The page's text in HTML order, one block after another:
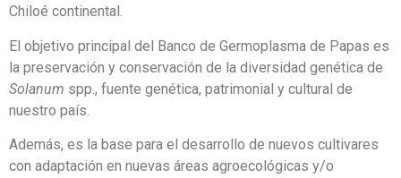
Chiloé continental.
El objetivo principal del Banco de Germoplasma de Papas es
la preservación y conservación de la diversidad genética de
Solanum spp., fuente genética, patrimonial y cultural de
nuestro país.
Además, es la base para el desarrollo de nuevos cultivares
con adaptación en nuevas áreas agroecológicas y/o